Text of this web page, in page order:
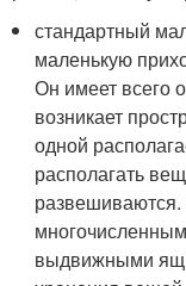
стандартный
маленькую
Он имеет всего
возникает
одной
располагать
развешиваются.
выдвижными